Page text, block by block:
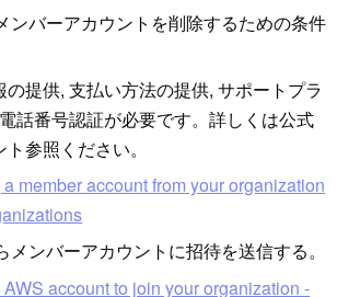
ンバーアカウントを削除するための条件
の提供, 支払い方法の提供, サポートプラ
話番号認証が必要です。詳しくは公式
ト参照ください。
member account from your organization
メンバーアカウントに招待を送信する。
account to join your organization -